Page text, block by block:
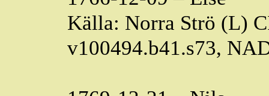
Källa: Norra Strö (L)
v100494.b41.s73,